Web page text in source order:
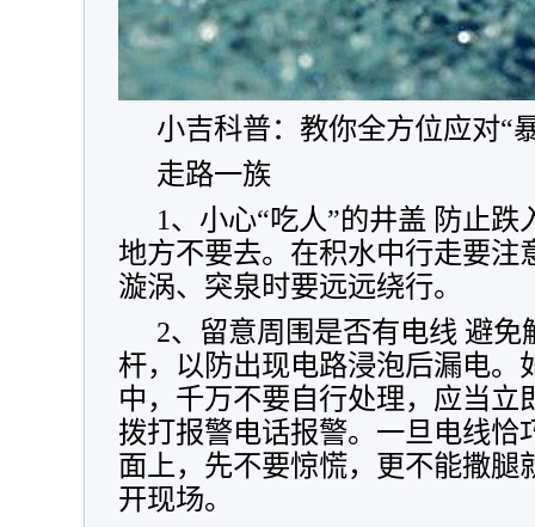
小吉科普：教你全方位应对“
走路一族
1、小心“吃人”的井盖 防止
地方不要去。在积水中行走要注
漩涡、突泉时要远远绕行。
2、留意周围是否有电线 避
杆，以防出现电路浸泡后漏电。
中，千万不要自行处理，应当立
拨打报警电话报警。一旦电线恰
面上，先不要惊慌，更不能撒腿
开现场。